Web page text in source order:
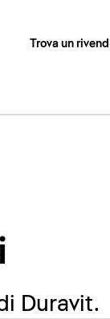
Trova un
Duravit.